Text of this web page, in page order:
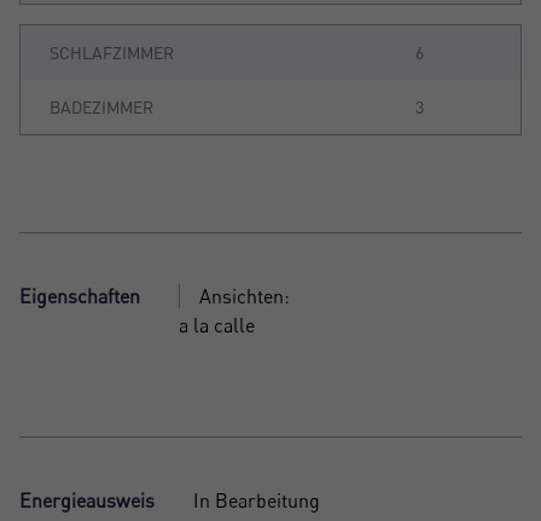
SCHLAFZIMMER 6
BADEZIMMER 3
Eigenschaften
Ansichten:
a la calle
Energieausweis In Bearbeitung